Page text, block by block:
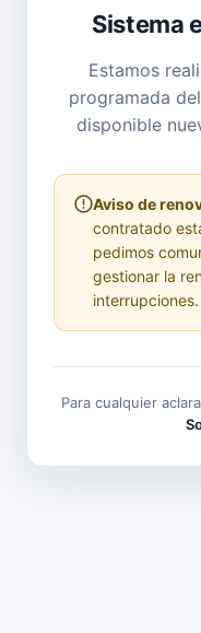
Sistema
Estamos
programada
disponible
Aviso de
contratado
pedimos
gestionar la
interrupciones.
Para cualquier